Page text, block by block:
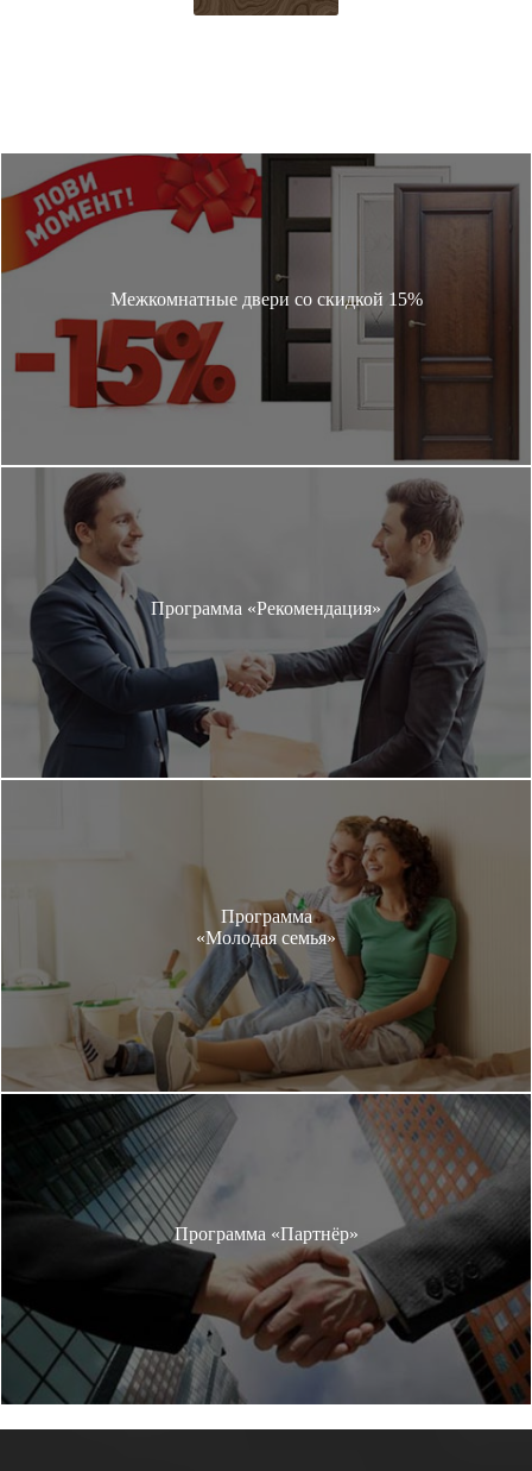
Межкомнатные двери со скидкой 15%
Программа «Рекомендация»
Программа
«Молодая семья»
Программа «Партнёр»